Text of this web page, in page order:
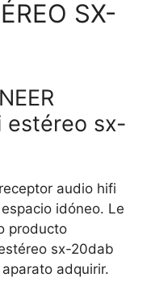
SX-
estéreo sx-
audio hifi
idóneo. Le
producto
sx-20dab
adquirir.